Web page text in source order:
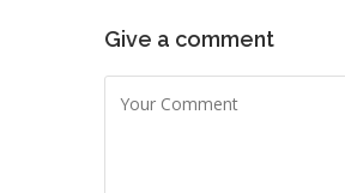
Give a comment